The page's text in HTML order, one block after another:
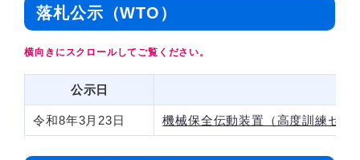
落札公示（WTO）
公示日
令和8年3月23日 機械保全伝動装置（高度訓練セン